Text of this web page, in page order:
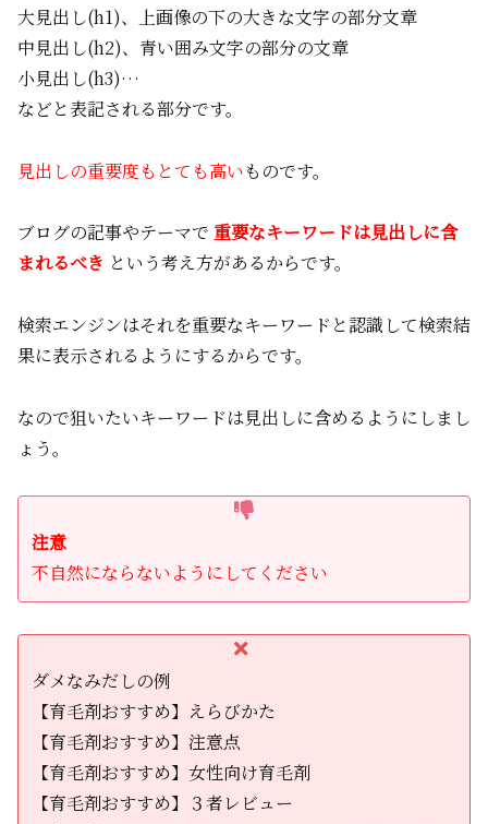
大見出し(h1)、上画像の下の大きな文字の部分文章
中見出し(h2)、青い囲み文字の部分の文章
小見出し(h3)…
などと表記される部分です。
見出しの重要度もとても高いものです。
ブログの記事やテーマで 重要なキーワードは見出しに含
まれるべき という考え方があるからです。
検索エンジンはそれを重要なキーワードと認識して検索結
果に表示されるようにするからです。
なので狙いたいキーワードは見出しに含めるようにしまし
ょう。
注意
不自然にならないようにしてください
ダメなみだしの例
【育毛剤おすすめ】えらびかた
【育毛剤おすすめ】注意点
【育毛剤おすすめ】女性向け育毛剤
【育毛剤おすすめ】３者レビュー